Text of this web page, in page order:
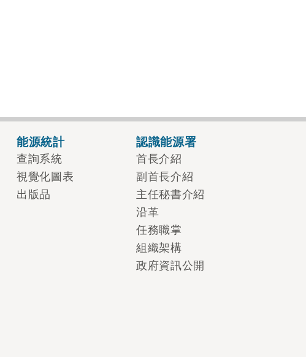
能源統計
查詢系統
視覺化圖表
出版品
認識能源署
首長介紹
副首長介紹
主任秘書介紹
沿革
任務職掌
組織架構
政府資訊公開